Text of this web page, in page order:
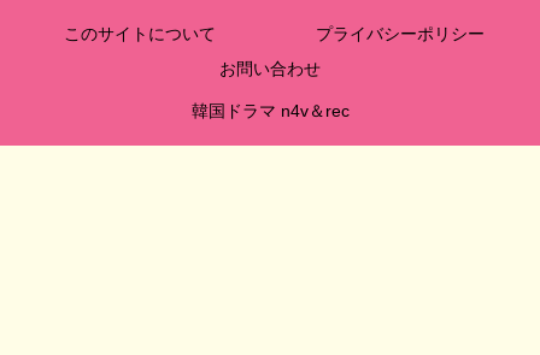
このサイトについて
プライバシーポリシー
お問い合わせ
韓国ドラマ n4v＆rec